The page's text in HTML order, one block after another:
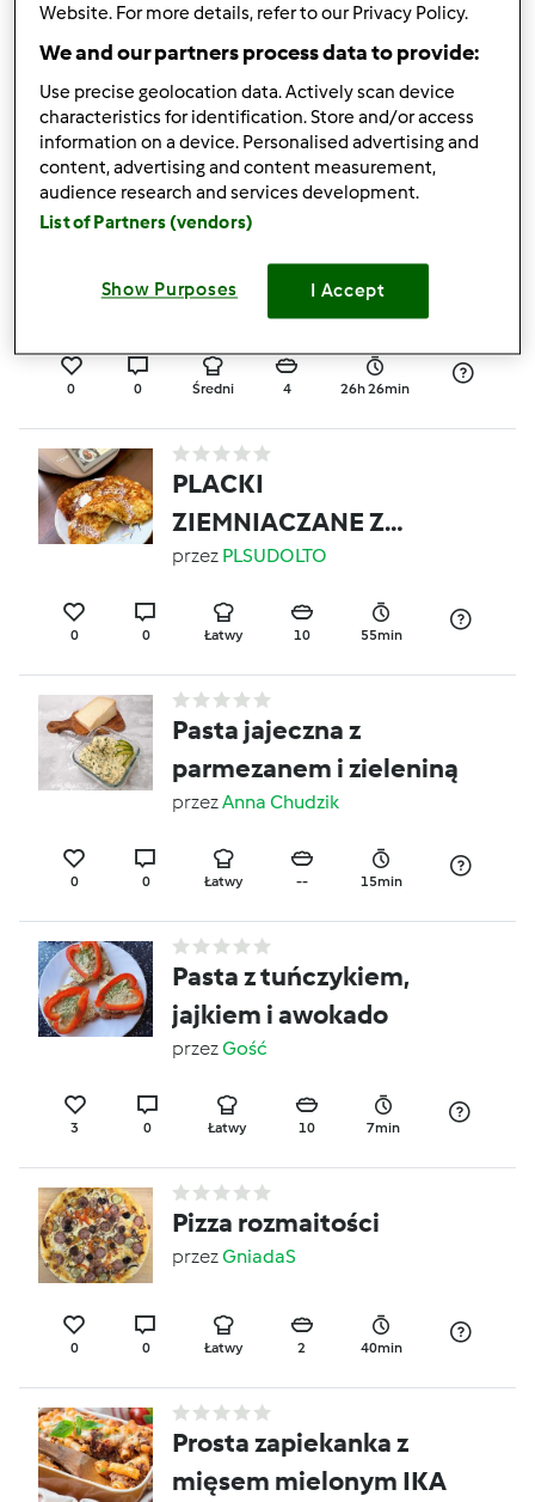
Omlet jaglany FIT
przezGość
1 0 Łatwy 2 12min
PIZZA W STYLU
NEAPOLITAŃSKIM
0 0 Średni 4 26h 26min
PLACKI
ZIEMNIACZANE Z
TWAROGIEM
przez PLSUDOLTO
0 0 Łatwy 10 55min
Pasta jajeczna z
parmezanem i zieleniną
przezAnna Chudzik
0 0 Łatwy -- 15min
Pasta z tuńczykiem,
jajkiem i awokado
przezGość
3 0 Łatwy 10 7min
Pizza rozmaitości
przezGniadaS
0 0 Łatwy 2 40min
Prosta zapiekanka z
mięsem mielonym IKA
Website. For more details, refer to our Privacy Policy.
We and our partners process data to provide:
Use precise geolocation data. Actively scan device
characteristics for identification. Store and/or access
information on a device. Personalised advertising and
content, advertising and content measurement,
audience research and services development.
List of Partners (vendors)
Show Purposes I Accept